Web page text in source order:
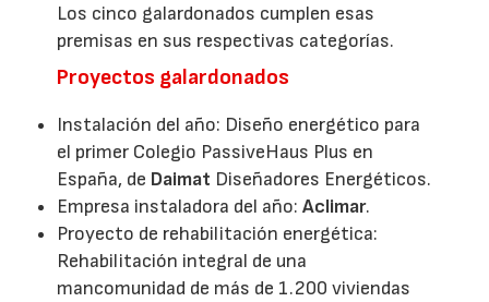
Los cinco galardonados cumplen esas
premisas en sus respectivas categorías.
Proyectos galardonados
Instalación del año: Diseño energético para
el primer Colegio PassiveHaus Plus en
España, de Daimat Diseñadores Energéticos.
Empresa instaladora del año:Aclimar.
Proyecto de rehabilitación energética:
Rehabilitación integral de una
mancomunidad de más de 1.200 viviendas